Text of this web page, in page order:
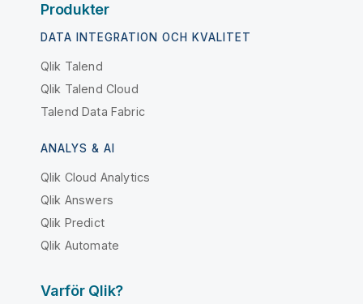
Produkter
DATA INTEGRATION OCH KVALITET
Qlik Talend
Qlik Talend Cloud
Talend Data Fabric
ANALYS & AI
Qlik Cloud Analytics
Qlik Answers
Qlik Predict
Qlik Automate
Varför Qlik?